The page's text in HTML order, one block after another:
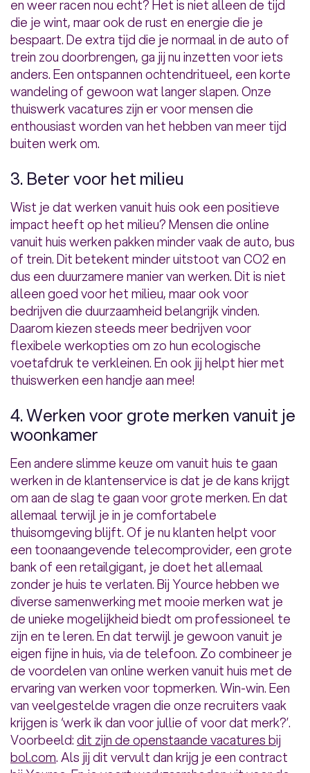
en weer racen nou echt? Het is niet alleen de tijd
die je wint, maar ook de rust en energie die je
bespaart. De extra tijd die je normaal in de auto of
trein zou doorbrengen, ga jij nu inzetten voor iets
anders. Een ontspannen ochtendritueel, een korte
wandeling of gewoon wat langer slapen. Onze
thuiswerk vacatures zijn er voor mensen die
enthousiast worden van het hebben van meer tijd
buiten werk om.
3. Beter voor het milieu
Wist je dat werken vanuit huis ook een positieve
impact heeft op het milieu? Mensen die online
vanuit huis werken pakken minder vaak de auto, bus
of trein. Dit betekent minder uitstoot van CO2 en
dus een duurzamere manier van werken. Dit is niet
alleen goed voor het milieu, maar ook voor
bedrijven die duurzaamheid belangrijk vinden.
Daarom kiezen steeds meer bedrijven voor
flexibele werkopties om zo hun ecologische
voetafdruk te verkleinen. En ook jij helpt hier met
thuiswerken een handje aan mee!
4. Werken voor grote merken vanuit je
woonkamer
Een andere slimme keuze om vanuit huis te gaan
werken in de klantenservice is dat je de kans krijgt
om aan de slag te gaan voor grote merken. En dat
allemaal terwijl je in je comfortabele
thuisomgeving blijft. Of je nu klanten helpt voor
een toonaangevende telecomprovider, een grote
bank of een retailgigant, je doet het allemaal
zonder je huis te verlaten. Bij Yource hebben we
diverse samenwerking met mooie merken wat je
de unieke mogelijkheid biedt om professioneel te
zijn en te leren. En dat terwijl je gewoon vanuit je
eigen fijne in huis, via de telefoon. Zo combineer je
de voordelen van online werken vanuit huis met de
ervaring van werken voor topmerken. Win-win. Een
van veelgestelde vragen die onze recruiters vaak
krijgen is ‘werk ik dan voor jullie of voor dat merk?’.
Voorbeeld:dit zijn de openstaande vacatures bij
bol.com. Als jij dit vervult dan krijg je een contract